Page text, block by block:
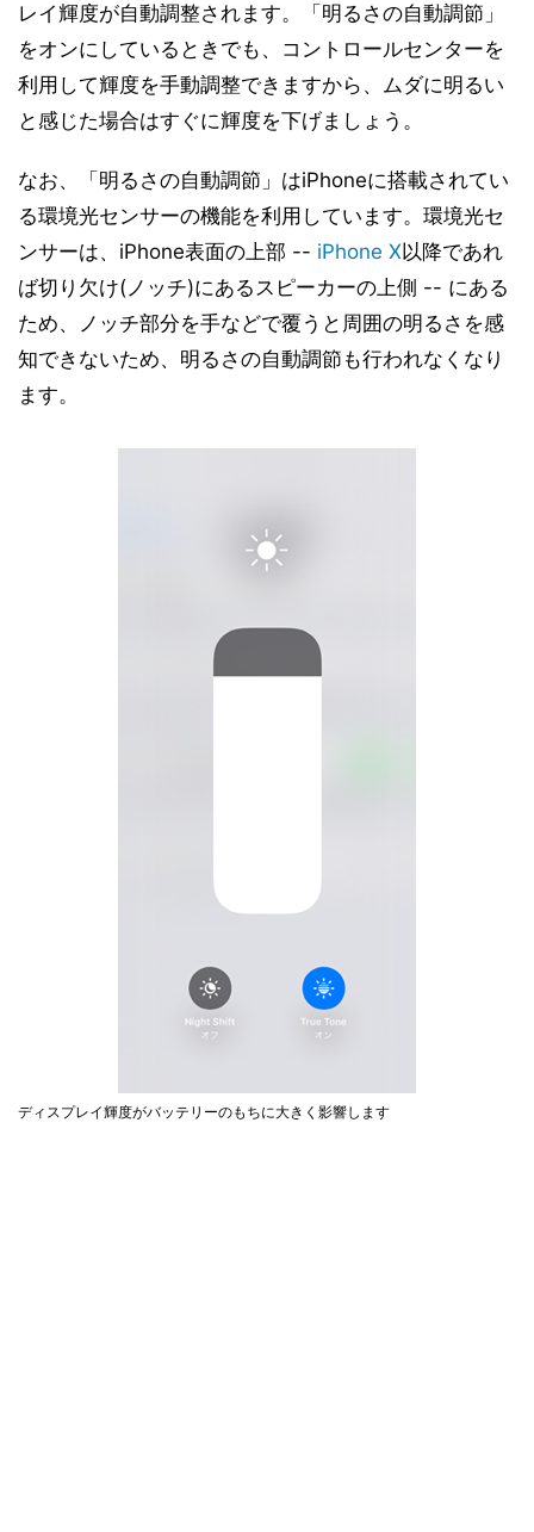
レイ輝度が自動調整されます。「明るさの自動調節」
をオンにしているときでも、コントロールセンターを
利用して輝度を手動調整できますから、ムダに明るい
と感じた場合はすぐに輝度を下げましょう。
なお、「明るさの自動調節」はiPhoneに搭載されてい
る環境光センサーの機能を利用しています。環境光セ
ンサーは、iPhone表面の上部 -- iPhone X以降であれ
ば切り欠け(ノッチ)にあるスピーカーの上側 -- にある
ため、ノッチ部分を手などで覆うと周囲の明るさを感
知できないため、明るさの自動調節も行われなくなり
ます。
ディスプレイ輝度がバッテリーのもちに大きく影響します